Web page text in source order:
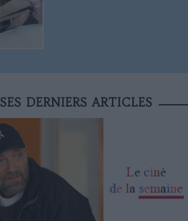
SES DERNIERS ARTICLES